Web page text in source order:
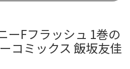
ーFフラッシュ 1巻の
コミックス 飯坂友佳